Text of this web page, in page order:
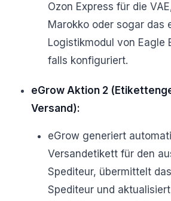
Ozon Express für die
Marokko oder sogar das
Logistikmodul von Eagle
falls konfiguriert.
eGrow Aktion 2
Versand):
eGrow generiert
Versandetikett für den
Spediteur, übermittelt
Spediteur und